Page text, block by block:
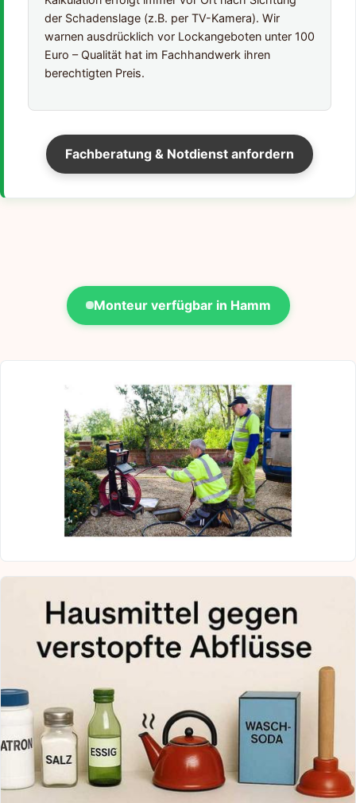
der Schadenslage (z.B. per TV-Kamera). Wir
warnen ausdrücklich vor Lockangeboten unter 100
Euro – Qualität hat im Fachhandwerk ihren
berechtigten Preis.
Fachberatung & Notdienst anfordern
Monteur verfügbar in Hamm